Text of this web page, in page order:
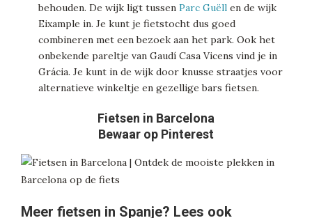
behouden. De wijk ligt tussen Parc Guëll en de wijk
Eixample in. Je kunt je fietstocht dus goed
combineren met een bezoek aan het park. Ook het
onbekende pareltje van Gaudí Casa Vicens vind je in
Grácia. Je kunt in de wijk door knusse straatjes voor
alternatieve winkeltje en gezellige bars fietsen.
Fietsen in Barcelona
Bewaar op Pinterest
Meer fietsen in Spanje? Lees ook